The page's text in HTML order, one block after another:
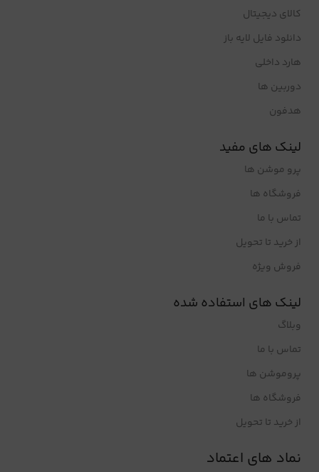
کالای دیجیتال
دانلود فایل لایه باز
هارد داخلی
دوربین ها
هدفون
لینک های مفید
پرو موشن ها
فروشگاه ها
تماس با ما
از خرید تا تحویل
فروش ویژه
لینک های استفاده شده
وبلاگ
تماس با ما
پروموشن ها
فروشگاه ها
از خرید تا تحویل
نماد های اعتماد